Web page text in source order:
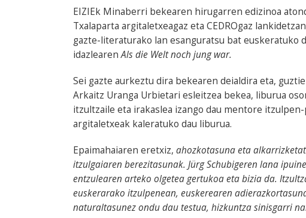
EIZIEk Minaberri bekearen hirugarren edizinoa
Txalaparta argitaletxeagaz eta CEDROgaz
gazte-literaturako lan esanguratsu bat euskeratuko
idazlearenAls die Welt noch jung war.
Sei gazte aurkeztu dira bekearen deialdira eta,
Arkaitz Uranga Urbietari esleitzea bekea, liburua
itzultzaile eta irakaslea izango dau mentore
argitaletxeak kaleratuko dau liburua.
Epaimahaiaren eretxiz, ahozkotasuna eta
itzulgaiaren berezitasunak. Jürg Schubigeren lana
entzulearen arteko olgetea gertukoa eta bizia da.
euskerarako itzulpenean, euskerearen
naturaltasunez ondu dau testua, hizkuntza sinisgarri